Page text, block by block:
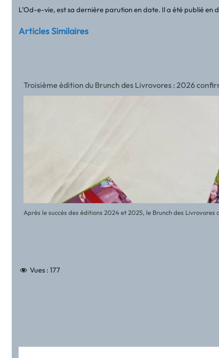
L’Od-e-vie, est sa dernière parution en date. Il a été publié en
Articles Similaires
Vision 4 met le FESTIFOUS 2026 à l’honneur : le
Le Festival International La Semaine des Fous du Livre
Vues : 177